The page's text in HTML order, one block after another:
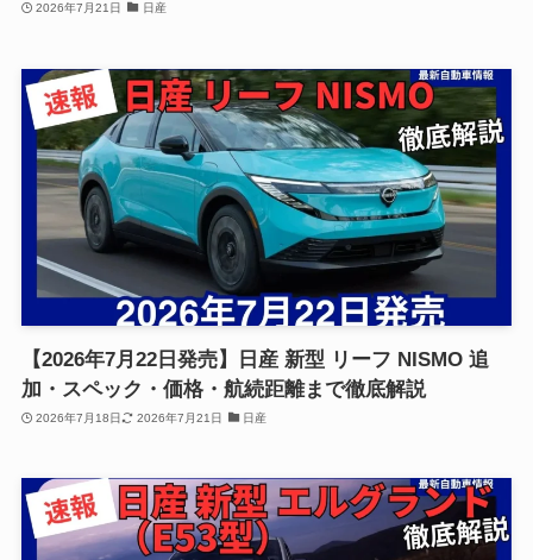
2026年7月21日 日産
【2026年7月22日発売】日産 新型 リーフ NISMO 追
加・スペック・価格・航続距離まで徹底解説
2026年7月18日 2026年7月21日 日産